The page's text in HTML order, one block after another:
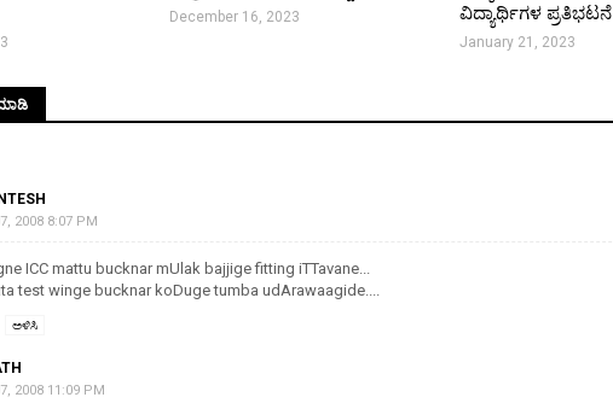
December 16, 2023
ವಿದ್ಯಾರ್ಥಿಗಳ ಪ್ರತಿಭಟನೆ
January 21, 2023
2008 8:07 PM
ICC mattu bucknar mUlak bajjige fitting iTTavane...
test winge bucknar koDuge tumba udArawaagide....
ಅಳಿಸಿ
2008 11:09 PM